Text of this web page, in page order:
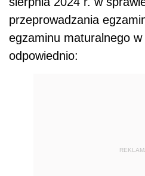
przeprowadzania
egzaminu maturalnego
odpowiednio: